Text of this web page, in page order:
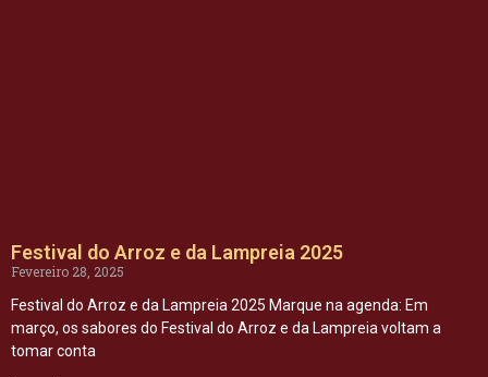
Festival do Arroz e da Lampreia 2025
Fevereiro 28, 2025
Festival do Arroz e da Lampreia 2025 Marque na agenda: Em
março, os sabores do Festival do Arroz e da Lampreia voltam a
tomar conta